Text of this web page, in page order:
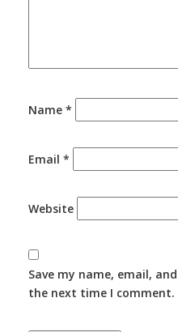
Name *
Email *
Website
Save my name, email,
the next time I comment.